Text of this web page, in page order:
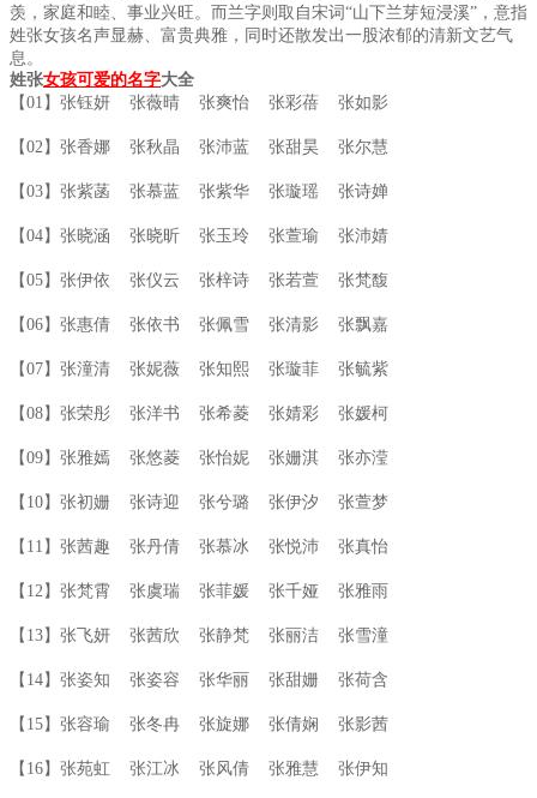
羡，家庭和睦、事业兴旺。而兰字则取自宋词“山下兰芽短浸溪”，意指
姓张女孩名声显赫、富贵典雅，同时还散发出一股浓郁的清新文艺气
息。
姓张女孩可爱的名字大全
【01】张钰妍 张薇晴 张爽怡 张彩蓓 张如影
【02】张香娜 张秋晶 张沛蓝 张甜昊 张尔慧
【03】张紫菡 张慕蓝 张紫华 张璇瑶 张诗婵
【04】张晓涵 张晓昕 张玉玲 张萱瑜 张沛婧
【05】张伊依 张仪云 张梓诗 张若萱 张梵馥
【06】张惠倩 张依书 张佩雪 张清影 张飘嘉
【07】张潼清 张妮薇 张知熙 张璇菲 张毓紫
【08】张荣彤 张洋书 张希菱 张婧彩 张媛柯
【09】张雅嫣 张悠菱 张怡妮 张姗淇 张亦滢
【10】张初姗 张诗迎 张兮璐 张伊汐 张萱梦
【11】张茜趣 张丹倩 张慕冰 张悦沛 张真怡
【12】张梵霄 张虞瑞 张菲媛 张千娅 张雅雨
【13】张飞妍 张茜欣 张静梵 张丽洁 张雪潼
【14】张姿知 张姿容 张华丽 张甜姗 张荷含
【15】张容瑜 张冬冉 张旋娜 张倩娴 张影茜
【16】张苑虹 张江冰 张风倩 张雅慧 张伊知